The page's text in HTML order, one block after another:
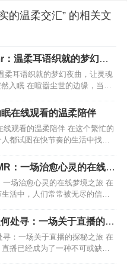
的温柔交汇” 的相关文
温柔耳语织就的梦幻夜
呢喃中安然入眠
柔耳语织就的梦幻夜曲，让灵魂
入眠 在喧嚣尘世的边缘，当夜
，便是那抹穿透黑暗的月
在线观看的温柔陪伴
线观看的温柔陪伴 在这个繁忙的
都试图在快节奏的生活中找到
，许多人选择通过在线观看的
…
：一场治愈心灵的在线梦
一场治愈心灵的在线梦境之旅 在
活中，人们常常被无尽的信息
了不少人的精神寄托。随着时
处寻：一场关于直播的探
寻：一场关于直播的探秘之旅 在
播已经成为了一种不可或缺的